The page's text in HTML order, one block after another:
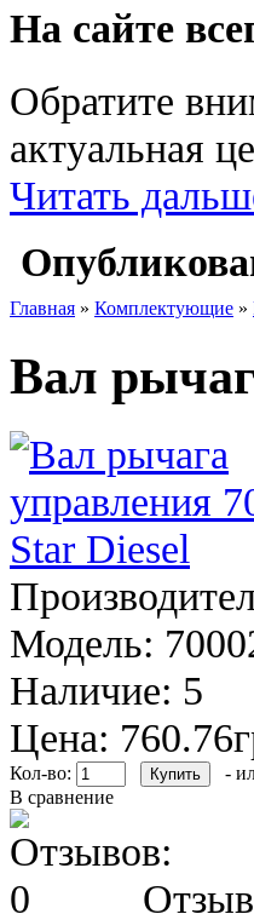
На сайте
Обратите
актуальная
Читать
Главная » Комплектующие »
Вал
Модель:
Наличие: 5
Цена:
Кол-во: -
В сравнение